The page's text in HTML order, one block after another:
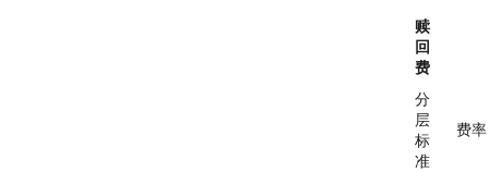
赎
回
费
分
层
标
准
费率